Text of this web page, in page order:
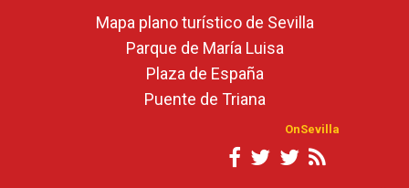
Mapa plano turístico de Sevilla
Parque de María Luisa
Plaza de España
Puente de Triana
OnSevilla